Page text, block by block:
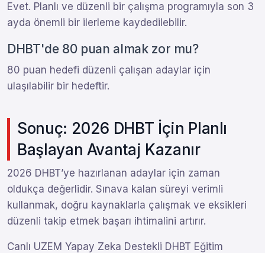
Evet. Planlı ve düzenli bir çalışma programıyla son 3
ayda önemli bir ilerleme kaydedilebilir.
DHBT'de 80 puan almak zor mu?
80 puan hedefi düzenli çalışan adaylar için
ulaşılabilir bir hedeftir.
Sonuç: 2026 DHBT İçin Planlı
Başlayan Avantaj Kazanır
2026 DHBT’ye hazırlanan adaylar için zaman
oldukça değerlidir. Sınava kalan süreyi verimli
kullanmak, doğru kaynaklarla çalışmak ve eksikleri
düzenli takip etmek başarı ihtimalini artırır.
Canlı UZEM Yapay Zeka Destekli DHBT Eğitim